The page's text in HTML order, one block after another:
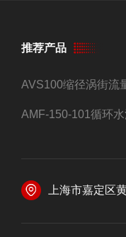
推荐产品
AVS100缩径涡街流
上海市嘉定区